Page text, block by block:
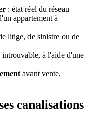
: état réel du réseau
appartement à
litige, de sinistre ou de
introuvable, à l'aide d'une
avant vente,
canalisations